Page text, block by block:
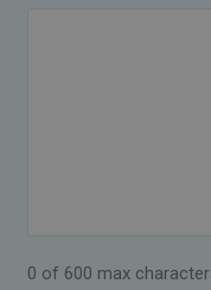
0 of 600 max